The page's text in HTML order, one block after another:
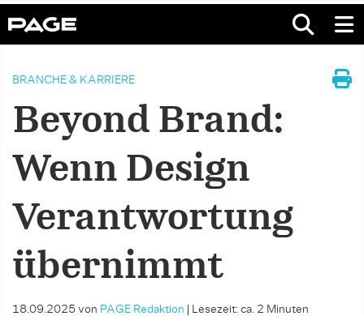
BRANCHE & KARRIERE
Beyond Brand:
Wenn Design
Verantwortung
übernimmt
18.09.2025 von PAGE Redaktion Lesezeit: ca. 2 Minuten